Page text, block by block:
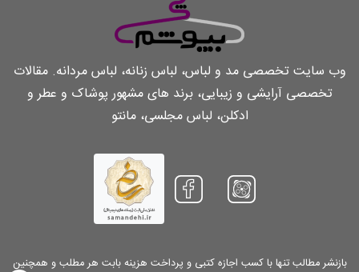
وب سایت تخصصی مد و لباس، لباس زنانه، لباس مردانه. مقالات
تخصصی آرایشی و زیبایی، برند های مشهور پوشاک و عطر و
ادکلن، لباس مجلسی، مانتو
بازنشر مطالب تنها با کسب اجازه کتبی و پرداخت هزینه بابت هر مطلب و همچنین